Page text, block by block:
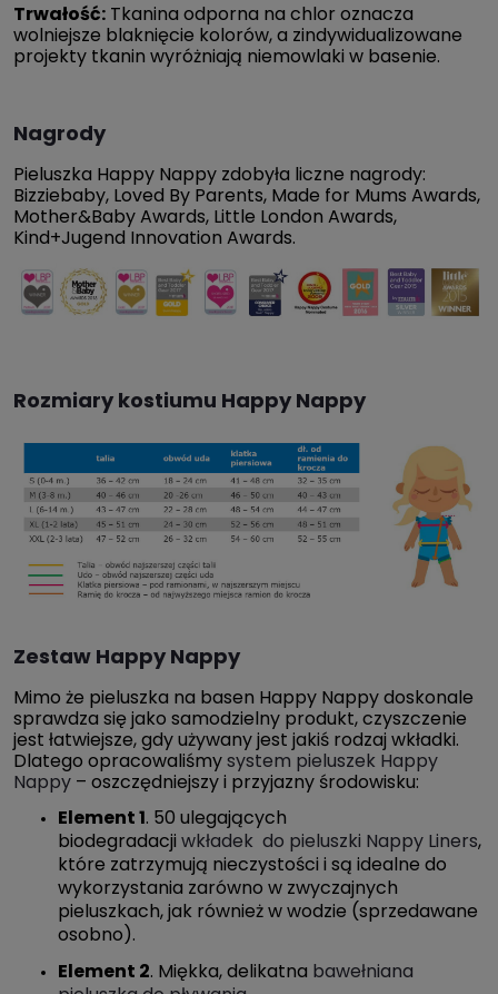
Trwałość: Tkanina odporna na chlor oznacza
wolniejsze blaknięcie kolorów, a zindywidualizowane
projekty tkanin wyróżniają niemowlaki w basenie.
Nagrody
Pieluszka Happy Nappy zdobyła liczne nagrody:
Bizziebaby, Loved By Parents, Made for Mums Awards,
Mother&Baby Awards, Little London Awards,
Kind+Jugend Innovation Awards.
Rozmiary kostiumu Happy Nappy
Zestaw Happy Nappy
Mimo że pieluszka na basen Happy Nappy doskonale
sprawdza się jako samodzielny produkt, czyszczenie
jest łatwiejsze, gdy używany jest jakiś rodzaj wkładki.
Dlatego opracowaliśmysystem pieluszek Happy
Nappy – oszczędniejszy i przyjazny środowisku:
Element 1. 50 ulegających
biodegradacji wkładek do pieluszki Nappy Liners,
które zatrzymują nieczystości i są idealne do
wykorzystania zarówno w zwyczajnych
pieluszkach, jak również w wodzie (sprzedawane
osobno).
Element 2. Miękka, delikatna bawełniana